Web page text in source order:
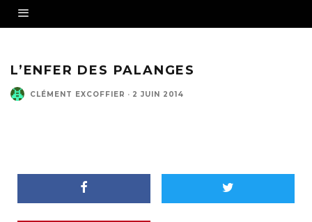
L’ENFER DES PALANGES
CLÉMENT EXCOFFIER · 2 JUIN 2014